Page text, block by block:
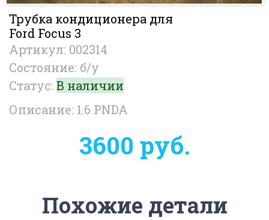
Трубка кондиционера для
Ford Focus 3
Артикул: 002314
Состояние: б/у
Статус: В наличии
Описание: 1.6 PNDA
3600 руб.
Похожие детали